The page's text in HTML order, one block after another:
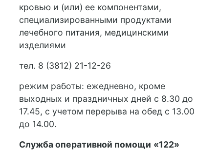
кровью и (или) ее компонентами,
специализированными продуктами
лечебного питания, медицинскими
изделиями
тел. 8 (3812) 21-12-26
режим работы: ежедневно, кроме
выходных и праздничных дней с 8.30 до
17.45, с учетом перерыва на обед с 13.00
до 14.00.
Служба оперативной помощи «122»